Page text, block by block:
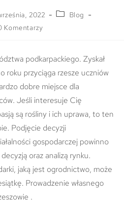
2022
Blog
Komentarzy
podkarpackiego. Zyskał
roku przyciąga rzesze uczniów
dobre miejsce dla
Jeśli interesuje Cię
są rośliny i ich uprawa, to ten
Podjęcie decyzji
gospodarczej powinno
oraz analizą rynku.
jaką jest ogrodnictwo, może
Prowadzenie własnego
.